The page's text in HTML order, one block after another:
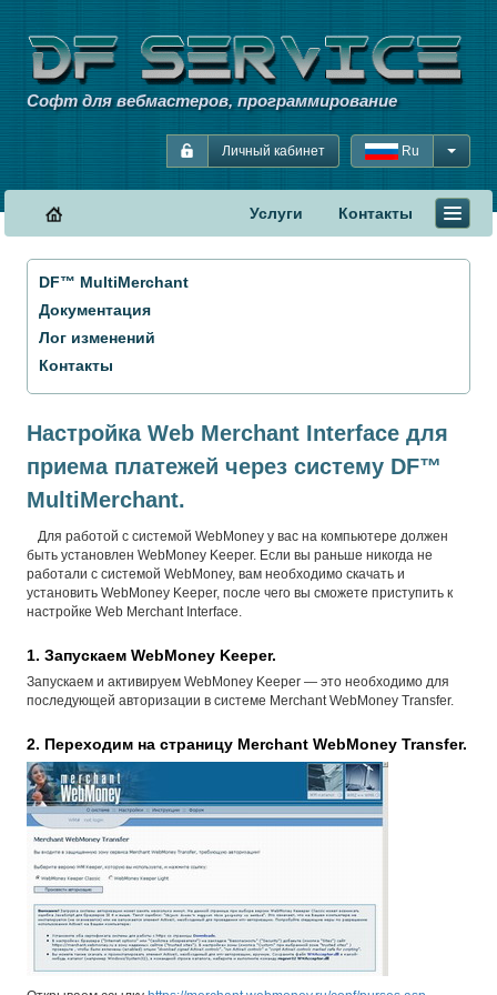
Софт для вебмастеров, программирование
Ru
Личный кабинет
Услуги Контакты
DF™ MultiMerchant
Документация
Лог изменений
Контакты
Настройка Web Merchant Interface для
приема платежей через систему DF™
MultiMerchant.
Для работой с системой WebMoney у вас на компьютере должен
быть установлен WebMoney Keeper. Если вы раньше никогда не
работали с системой WebMoney, вам необходимо скачать и
установить WebMoney Keeper, после чего вы сможете приступить к
настройке Web Merchant Interface.
1. Запускаем WebMoney Keeper.
Запускаем и активируем WebMoney Keeper — это необходимо для
последующей авторизации в системе Merchant WebMoney Transfer.
2. Переходим на страницу Merchant WebMoney Transfer.